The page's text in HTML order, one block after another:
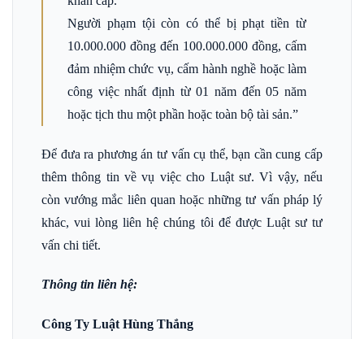
Người phạm tội còn có thể bị phạt tiền từ
10.000.000 đồng đến 100.000.000 đồng, cấm
đảm nhiệm chức vụ, cấm hành nghề hoặc làm
công việc nhất định từ 01 năm đến 05 năm
hoặc tịch thu một phần hoặc toàn bộ tài sản.”
Để đưa ra phương án tư vấn cụ thể, bạn cần cung cấp
thêm thông tin về vụ việc cho Luật sư. Vì vậy, nếu
còn vướng mắc liên quan hoặc những tư vấn pháp lý
khác, vui lòng liên hệ chúng tôi để được Luật sư tư
vấn chi tiết.
Thông tin liên hệ:
Công Ty Luật Hùng Thắng